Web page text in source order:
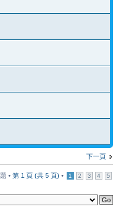
下一頁
• 第 1 頁 (共 5 頁) • 1 2 3 4 5